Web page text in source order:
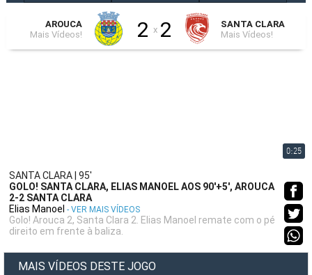
AROUCA
Mais Vídeos!
2 x 2
SANTA CLARA
Mais Vídeos!
0:25
SANTA CLARA | 95'
GOLO! SANTA CLARA, ELIAS MANOEL AOS 90'+5', AROUCA
2-2 SANTA CLARA
Elias Manoel - VER MAIS VÍDEOS
Golo! Arouca 2, Santa Clara 2. Elias Manoel remate com o pé
direito em frente à baliza.
MAIS VÍDEOS DESTE JOGO